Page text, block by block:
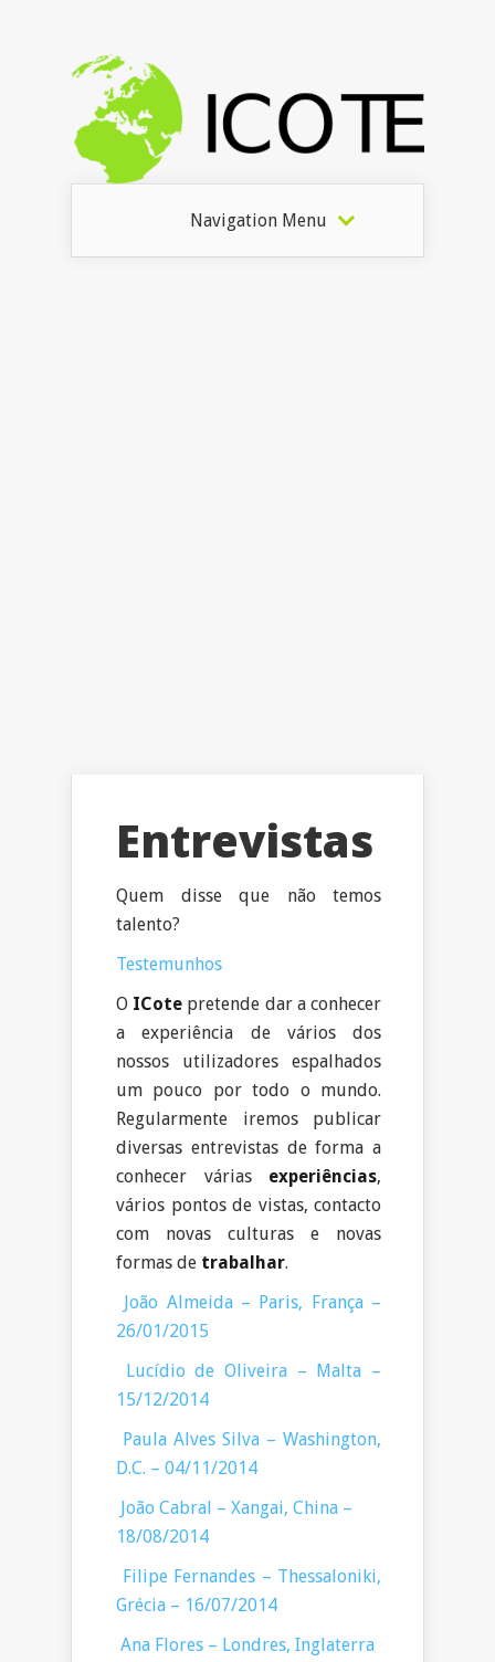
Navigation Menu
Entrevistas
Quem disse que não temos
talento?
Testemunhos
O ICote pretende dar a conhecer
a experiência de vários dos
nossos utilizadores espalhados
um pouco por todo o mundo.
Regularmente iremos publicar
diversas entrevistas de forma a
conhecer váriasexperiências,
vários pontos de vistas, contacto
com novas culturas e novas
formas de trabalhar.
João Almeida – Paris, França –
26/01/2015
Lucídio de Oliveira – Malta –
15/12/2014
Paula Alves Silva – Washington,
D.C. – 04/11/2014
João Cabral – Xangai, China –
18/08/2014
Filipe Fernandes – Thessaloniki,
Grécia – 16/07/2014
Ana Flores – Londres, Inglaterra